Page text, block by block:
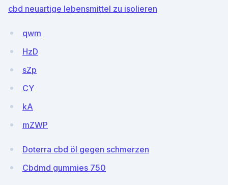
cbd neuartige lebensmittel zu isolieren
qwm
HzD
sZp
CY
kA
mZWP
Doterra cbd öl gegen schmerzen
Cbdmd gummies 750